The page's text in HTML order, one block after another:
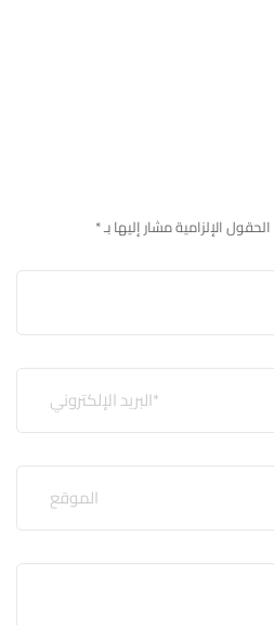
الحقول الإلزامية مشار إليها بـ*